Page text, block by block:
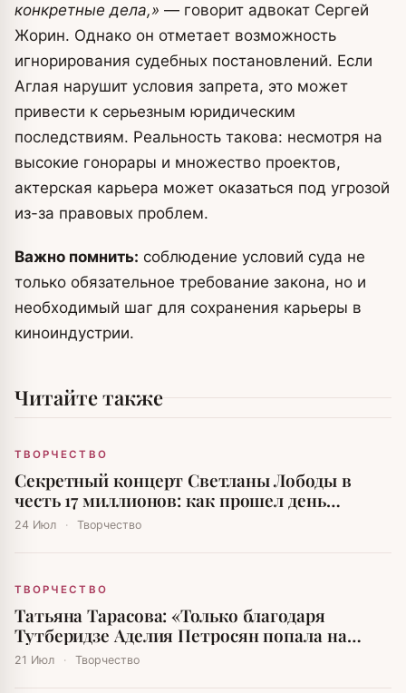
конкретные дела,» — говорит адвокат Сергей
Жорин. Однако он отметает возможность
игнорирования судебных постановлений. Если
Аглая нарушит условия запрета, это может
привести к серьезным юридическим
последствиям. Реальность такова: несмотря на
высокие гонорары и множество проектов,
актерская карьера может оказаться под угрозой
из-за правовых проблем.
Важно помнить: соблюдение условий суда не
только обязательное требование закона, но и
необходимый шаг для сохранения карьеры в
киноиндустрии.
Читайте также
ТВОРЧЕСТВО
Секретный концерт Светланы Лободы в
честь 17 миллионов: как прошел день
рождения дочери олигарха
24 Июл · Творчество
ТВОРЧЕСТВО
Татьяна Тарасова: «Только благодаря
Тутберидзе Аделия Петросян попала на
Олимпийские игры»
21 Июл · Творчество